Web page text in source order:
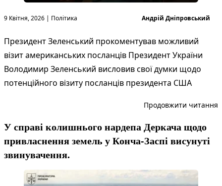
9 Квітня, 2026 | Політика
Опубліковано
Андрій Дніпровський
Президент Зеленський прокоментував можливий
візит американських посланців Президент України
Володимир Зеленський висловив свої думки щодо
потенційного візиту посланців президента США
Продовжити читання
У справі колишнього нардепа Деркача щодо
привласнення земель у Конча-Заспі висунуті
звинувачення.